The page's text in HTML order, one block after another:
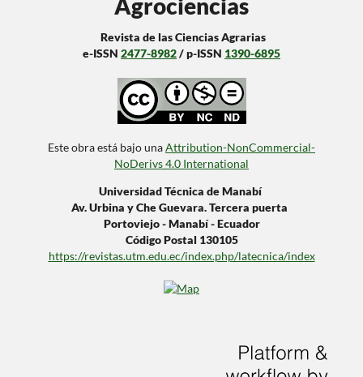
Agrociencias
Revista de las Ciencias Agrarias
e-ISSN 2477-8982/ p-ISSN 1390-6895
Este obra está bajo unaAttribution-NonCommercial-
NoDerivs 4.0 International
Universidad Técnica de Manabí
Av. Urbina y Che Guevara. Tercera puerta
Portoviejo - Manabí - Ecuador
Código Postal 130105
https://revistas.utm.edu.ec/index.php/latecnica/index